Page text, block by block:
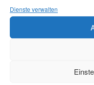
Dienste verwalten
Den 2. Teil dieses
und die Fotos
DasFeuerwerk